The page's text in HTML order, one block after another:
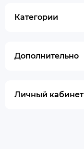
Категории
Дополнительно
Личный кабинет